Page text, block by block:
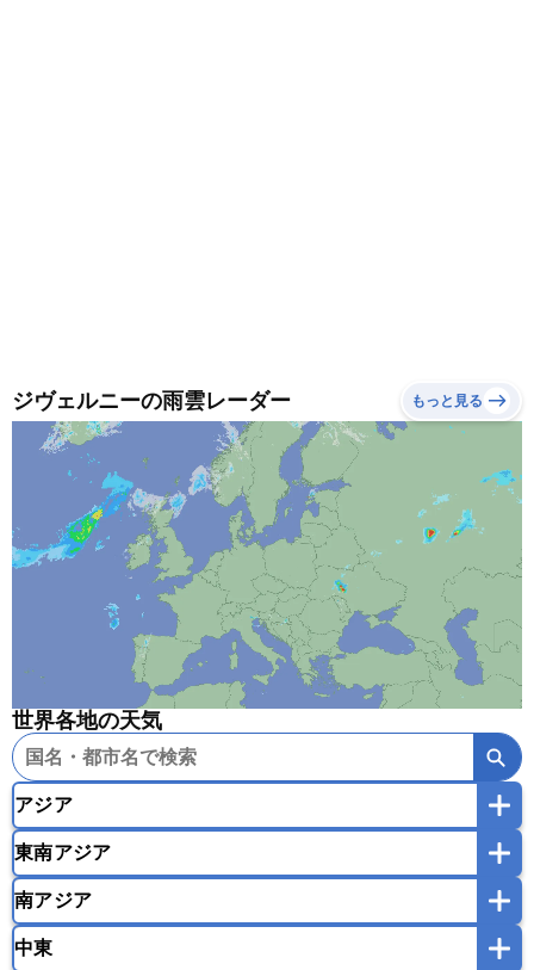
ジヴェルニーの雨雲レーダー もっと見る
世界各地の天気
アジア
韓国
モンゴル
東南アジア
インドネシア
南アジア
中東